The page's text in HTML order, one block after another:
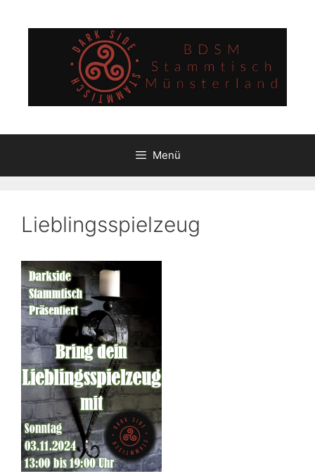
Inhalt
Menü
Lieblingsspielzeug